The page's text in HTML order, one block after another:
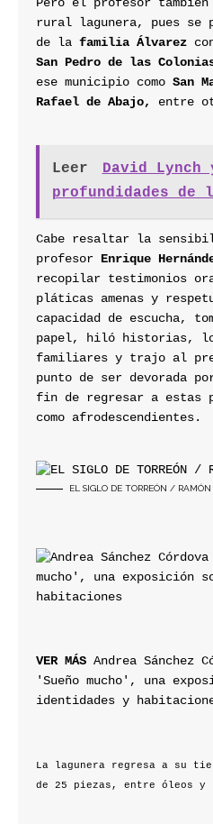
Pero el profesor
rural lagunera, pues se
de la familia Álvarez
San Pedro de las
ese municipio como San
Rafael de Abajo, entre
Leer
David Lynch
profundidades de
Cabe resaltar la
profesor Enrique
recopilar testimonios
pláticas amenas y
capacidad de escucha,
papel, hiló historias,
familiares y trajo al
punto de ser devorada
fin de regresar a estas
como afrodescendientes.
EL SIGLO DE TORREÓN / RAMÓN
VER MÁS Andrea Sánchez
'Sueño mucho', una
identidades y
La lagunera regresa a su
de 25 piezas, entre óleos y